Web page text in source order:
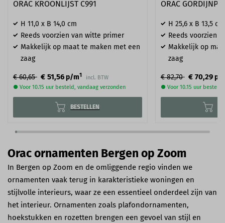
ORAC KROONLIJST C991
H 11,0 x B 14,0 cm
Reeds voorzien van witte primer
Makkelijk op maat te maken met een
zaag
€ 60,65 € 51,56p/m1
incl. BTW
● Voor 10.15 uur besteld, vandaag verzonden
BESTELLEN
ORAC
H 25,6 x B 13,5 cm
Reeds voorzien
Makkelijk op
zaag
€ 82,70 € 70,29p/
● Voor 10.15 uur
Orac ornamenten Bergen op Zoom
In Bergen op Zoom en de omliggende regio vinden we
ornamenten vaak terug in karakteristieke woningen en
stijlvolle interieurs, waar ze een essentieel onderdeel zijn van
het interieur. Ornamenten zoals plafondornamenten,
hoekstukken en rozetten brengen een gevoel van stijl en